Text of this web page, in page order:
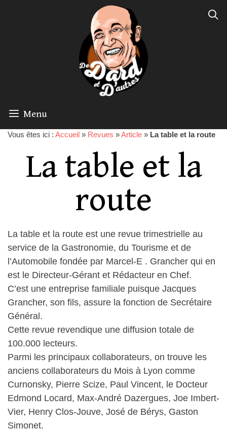
Menu
Vous êtes ici : Accueil » Revues »Article » La table et la route
La table et la
route
La table et la route est une revue trimestrielle au
service de la Gastronomie, du Tourisme et de
l’Automobile fondée par Marcel-E . Grancher qui en
est le Directeur-Gérant et Rédacteur en Chef.
C’est une entreprise familiale puisque Jacques
Grancher, son fils, assure la fonction de Secrétaire
Général.
Cette revue revendique une diffusion totale de
100.000 lecteurs.
Parmi les principaux collaborateurs, on trouve les
anciens collaborateurs du Mois à Lyon comme
Curnonsky, Pierre Scize, Paul Vincent, le Docteur
Edmond Locard, Max-André Dazergues, Joe Imbert-
Vier, Henry Clos-Jouve, José de Bérys, Gaston
Simonet.